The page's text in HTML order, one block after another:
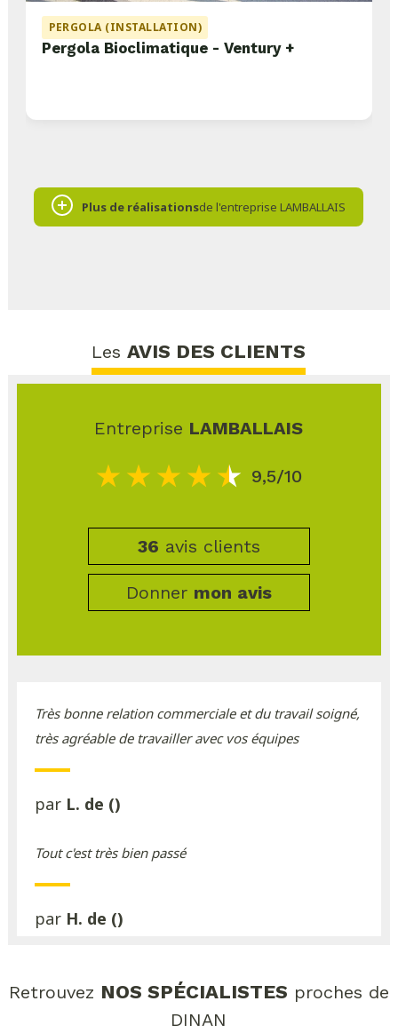
PERGOLA (INSTALLATION)
Pergola Bioclimatique - Ventury +
Plus de réalisationsde l'entreprise LAMBALLAIS
LesAVIS DES CLIENTS
Entreprise LAMBALLAIS
9,5/10
36 avis clients
Donner mon avis
Très bonne relation commerciale et du travail soigné,
très agréable de travailler avec vos équipes
par L. de ()
Tout c'est très bien passé
par H. de ()
Retrouvez NOS SPÉCIALISTES proches de
DINAN